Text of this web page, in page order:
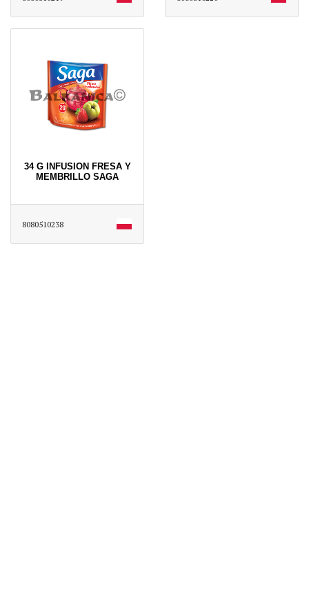
34 G INFUSION FRESA Y
MEMBRILLO SAGA
8080510238